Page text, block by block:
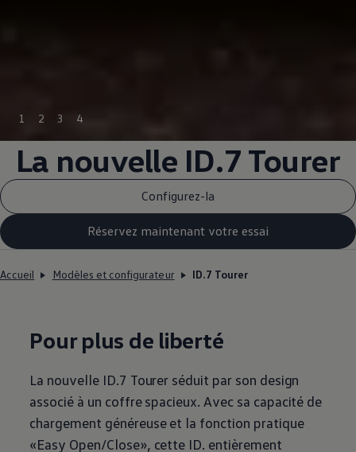
1 2 3 4
La nouvelle ID.7 Tourer
Configurez-la
Réservez maintenant votre essai
Accueil Modèles et configurateur ID.7 Tourer
Pour plus de liberté
La nouvelle ID.7 Tourer séduit par son design
associé à un coffre spacieux. Avec sa capacité de
chargement généreuse et la fonction pratique
«Easy Open/Close», cette ID. entièrement